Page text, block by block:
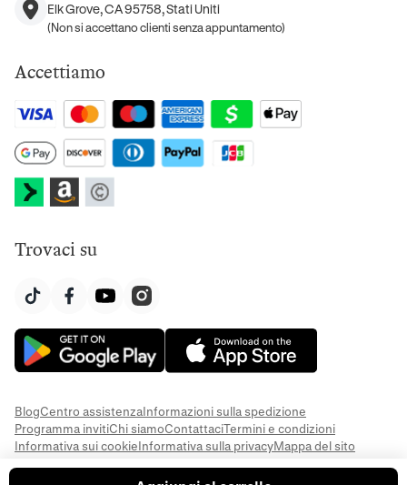
Elk Grove, CA 95758, Stati Uniti
(Non si accettano clienti senza appuntamento)
Accettiamo
Trovaci su
BlogCentro assistenzaInformazioni sulla spedizione
Programma invitiChi siamoContattaciTermini e condizioni
Informativa sui cookieInformativa sulla privacyMappa del sito